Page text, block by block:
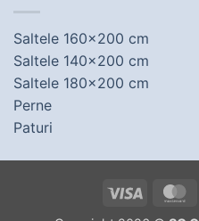
Saltele 160x200 cm
Saltele 140x200 cm
Saltele 180x200 cm
Perne
Paturi
Visa